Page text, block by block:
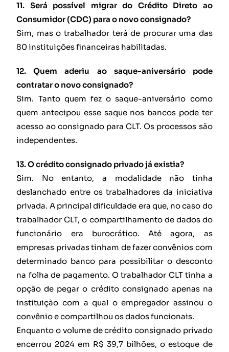
11. Será possível migrar do Crédito Direto ao
Consumidor (CDC) para o novo consignado?
Sim, mas o trabalhador terá de procurar uma das
80 instituições financeiras habilitadas.
12. Quem aderiu ao saque-aniversário pode
contratar o novo consignado?
Sim. Tanto quem fez o saque-aniversário como
quem antecipou esse saque nos bancos pode ter
acesso ao consignado para CLT. Os processos são
independentes.
13. O crédito consignado privado já existia?
Sim. No entanto, a modalidade não tinha
deslanchado entre os trabalhadores da iniciativa
privada. A principal dificuldade era que, no caso do
trabalhador CLT, o compartilhamento de dados do
funcionário era burocrático. Até agora, as
empresas privadas tinham de fazer convênios com
determinado banco para possibilitar o desconto
na folha de pagamento. O trabalhador CLT tinha a
opção de pegar o crédito consignado apenas na
instituição com a qual o empregador assinou o
convênio e compartilhou os dados funcionais.
Enquanto o volume de crédito consignado privado
encerrou 2024 em R$ 39,7 bilhões, o estoque de